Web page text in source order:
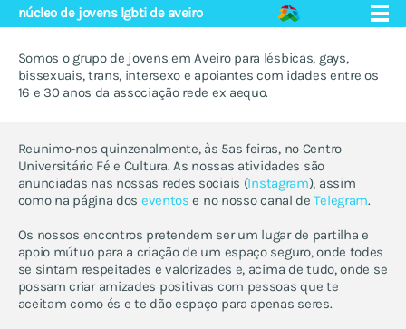
eventos
núcleos
aveiro
braga
coimbra
covilhã
esposende
apoio e saúde
fórum
contactos
núcleo de jovens lgbti de aveiro
Somos o grupo de jovens em Aveiro para lésbicas, gays,
bissexuais, trans, intersexo e apoiantes com idades entre os
16 e 30 anos da associação rede ex aequo.
Reunimo-nos quinzenalmente, às 5as feiras, no Centro
Universitário Fé e Cultura. As nossas atividades são
anunciadas nas nossas redes sociais (Instagram), assim
como na página dos eventos e no nosso canal deTelegram.
Os nossos encontros pretendem ser um lugar de partilha e
apoio mútuo para a criação de um espaço seguro, onde todes
se sintam respeitades e valorizades e, acima de tudo, onde se
possam criar amizades positivas com pessoas que te
aceitam como és e te dão espaço para apenas seres.